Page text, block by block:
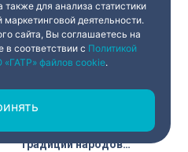
женщин» на сцене МДТ
«Виноград и вино.
Традиции народов
для анализа статистики
деятельности.
сайта, Вы соглашаетесь на
в соответствии с Политикой
«ГАТР» файлов cookie.